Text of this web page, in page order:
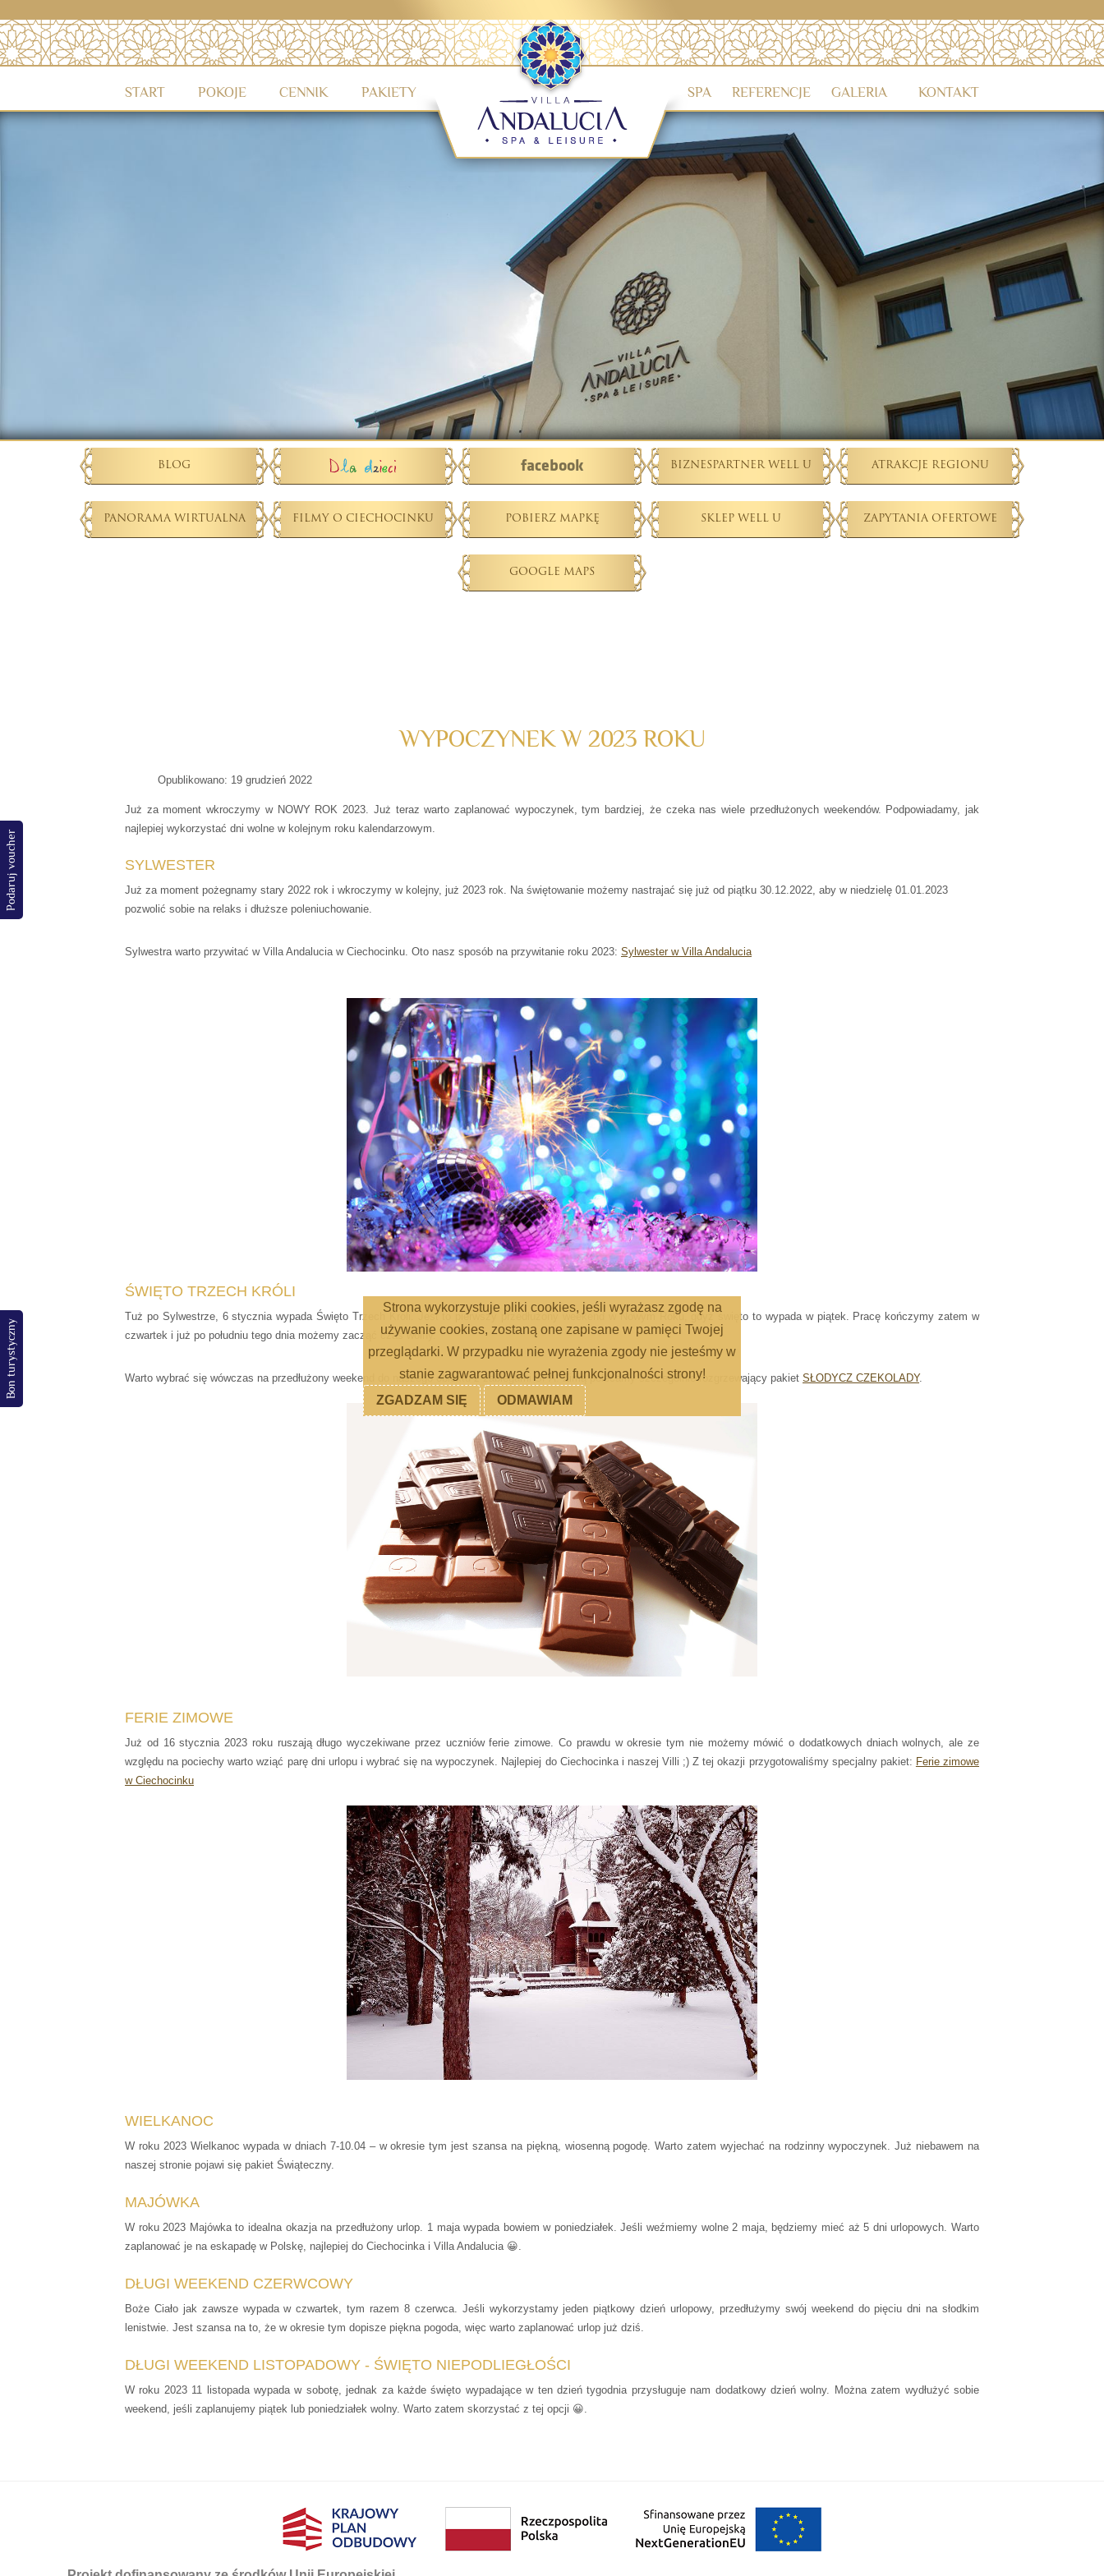
START POKOJE CENNIK PAKIETY SPA REFERENCJE GALERIA KONTAKT
Bon turystyczny
Podaruj voucher
BLOG facebook BIZNESPARTNER WELL U ATRAKCJE REGIONU
PANORAMA WIRTUALNA FILMY O CIECHOCINKU POBIERZ MAPKĘ SKLEP WELL U ZAPYTANIA OFERTOWE
GOOGLE MAPS
WYPOCZYNEK W 2023 ROKU
Opublikowano: 19 grudzień 2022
Już za moment wkroczymy w NOWY ROK 2023. Już teraz warto zaplanować wypoczynek, tym bardziej, że czeka nas wiele przedłużonych weekendów. Podpowiadamy, jak
najlepiej wykorzystać dni wolne w kolejnym roku kalendarzowym.
SYLWESTER
Już za moment pożegnamy stary 2022 rok i wkroczymy w kolejny, już 2023 rok. Na świętowanie możemy nastrajać się już od piątku 30.12.2022, aby w niedzielę 01.01.2023
pozwolić sobie na relaks i dłuższe poleniuchowanie.
Sylwestra warto przywitać w Villa Andalucia w Ciechocinku. Oto nasz sposób na przywitanie roku 2023: Sylwester w Villa Andalucia
ŚWIĘTO TRZECH KRÓLI
Tuż po Sylwestrze, 6 stycznia wypada Święto Trzech Króli. Jest to pierwszy przedłużony weekend w Nowym Roku, gdyż święto to wypada w piątek. Pracę kończymy zatem w
czwartek i już po południu tego dnia możemy zacząć czas wolny.
Warto wybrać się wówczas na przedłużony weekend do naszego obiektu z zabiegami SPA. Zimą polecamy szczególnie rozgrzewający pakiet SŁODYCZ CZEKOLADY.
FERIE ZIMOWE
Już od 16 stycznia 2023 roku ruszają długo wyczekiwane przez uczniów ferie zimowe. Co prawdu w okresie tym nie możemy mówić o dodatkowych dniach wolnych, ale ze
względu na pociechy warto wziąć parę dni urlopu i wybrać się na wypoczynek. Najlepiej do Ciechocinka i naszej Villi ;) Z tej okazji przygotowaliśmy specjalny pakiet: Ferie zimowe
w Ciechocinku
WIELKANOC
W roku 2023 Wielkanoc wypada w dniach 7-10.04 – w okresie tym jest szansa na piękną, wiosenną pogodę. Warto zatem wyjechać na rodzinny wypoczynek. Już niebawem na
naszej stronie pojawi się pakiet Świąteczny.
MAJÓWKA
W roku 2023 Majówka to idealna okazja na przedłużony urlop. 1 maja wypada bowiem w poniedziałek. Jeśli weźmiemy wolne 2 maja, będziemy mieć aż 5 dni urlopowych. Warto
zaplanować je na eskapadę w Polskę, najlepiej do Ciechocinka i Villa Andalucia 😀.
DŁUGI WEEKEND CZERWCOWY
Boże Ciało jak zawsze wypada w czwartek, tym razem 8 czerwca. Jeśli wykorzystamy jeden piątkowy dzień urlopowy, przedłużymy swój weekend do pięciu dni na słodkim
lenistwie. Jest szansa na to, że w okresie tym dopisze piękna pogoda, więc warto zaplanować urlop już dziś.
DŁUGI WEEKEND LISTOPADOWY - ŚWIĘTO NIEPODLIEGŁOŚCI
W roku 2023 11 listopada wypada w sobotę, jednak za każde święto wypadające w ten dzień tygodnia przysługuje nam dodatkowy dzień wolny. Można zatem wydłużyć sobie
weekend, jeśli zaplanujemy piątek lub poniedziałek wolny. Warto zatem skorzystać z tej opcji 😀.
Strona wykorzystuje pliki cookies, jeśli wyrażasz zgodę na
używanie cookies, zostaną one zapisane w pamięci Twojej
przeglądarki. W przypadku nie wyrażenia zgody nie jesteśmy w
stanie zagwarantować pełnej funkcjonalności strony!
ZGADZAM SIĘ
ODMAWIAM